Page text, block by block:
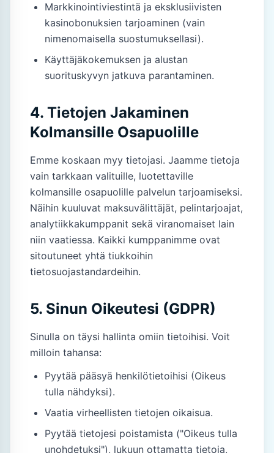
Markkinointiviestintä ja eksklusiivisten
kasinobonuksien tarjoaminen (vain
nimenomaisella suostumuksellasi).
Käyttäjäkokemuksen ja alustan
suorituskyvyn jatkuva parantaminen.
4. Tietojen Jakaminen
Kolmansille Osapuolille
Emme koskaan myy tietojasi. Jaamme tietoja
vain tarkkaan valituille, luotettaville
kolmansille osapuolille palvelun tarjoamiseksi.
Näihin kuuluvat maksuvälittäjät, pelintarjoajat,
analytiikkakumppanit sekä viranomaiset lain
niin vaatiessa. Kaikki kumppanimme ovat
sitoutuneet yhtä tiukkoihin
tietosuojastandardeihin.
5. Sinun Oikeutesi (GDPR)
Sinulla on täysi hallinta omiin tietoihisi. Voit
milloin tahansa:
Pyytää pääsyä henkilötietoihisi (Oikeus
tulla nähdyksi).
Vaatia virheellisten tietojen oikaisua.
Pyytää tietojesi poistamista ("Oikeus tulla
unohdetuksi"), lukuun ottamatta tietoja,